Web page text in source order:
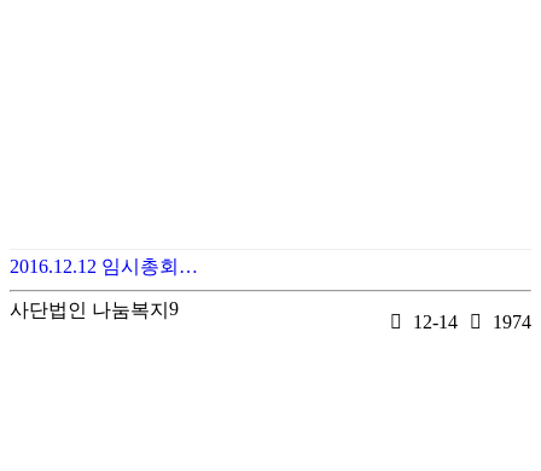
2016.12.12 임시총회…
사단법인 나눔복지
12-14 1974
9